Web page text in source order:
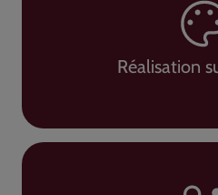
Réalisation